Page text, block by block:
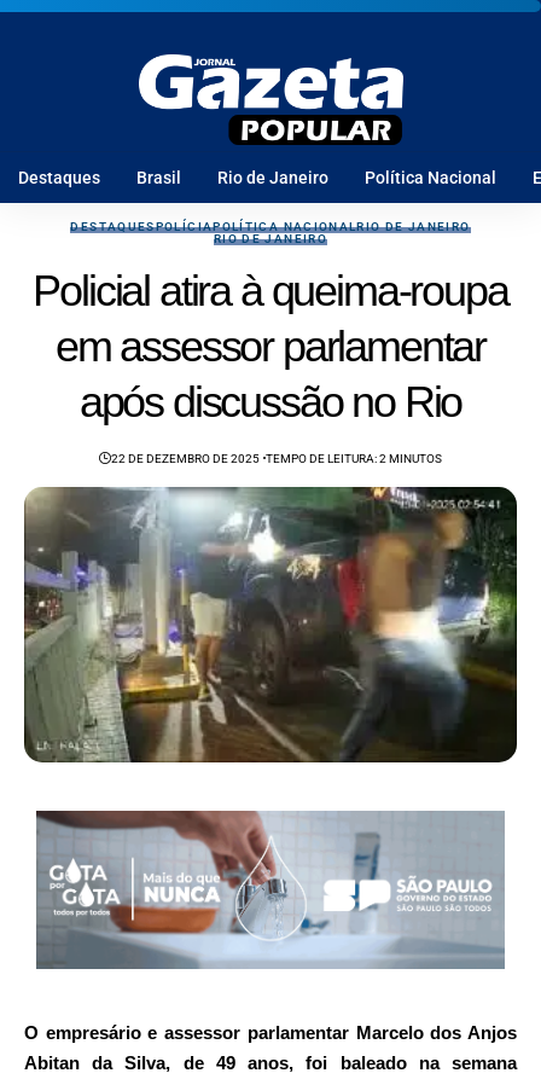
Destaques Brasil Rio de Janeiro Política Nacional
DESTAQUESPOLÍCIAPOLÍTICA NACIONALRIO DE JANEIRO
RIO DE JANEIRO
Policial atira à queima-roupa
em assessor parlamentar
após discussão no Rio
22 DE DEZEMBRO DE 2025 TEMPO DE LEITURA: 2 MINUTOS
O empresário e assessor parlamentar Marcelo dos Anjos
Abitan da Silva, de 49 anos, foi baleado na semana